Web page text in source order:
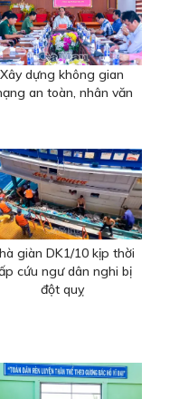
Xây dựng không gian
an toàn, nhân văn
giàn DK1/10 kịp thời
cứu ngư dân nghi bị
đột quỵ